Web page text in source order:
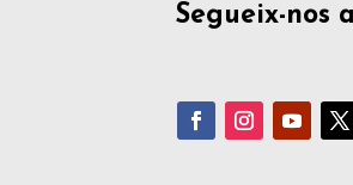
Segueix-nos